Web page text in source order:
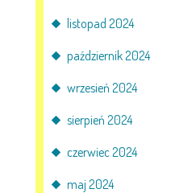
listopad 2024
październik 2024
wrzesień 2024
sierpień 2024
czerwiec 2024
maj 2024